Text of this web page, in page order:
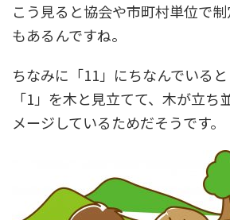
こう見ると協会や市町村単位で
もあるんですね。
ちなみに「11」にちなんでいる
「1」を木と見立てて、木が立ち
メージしているためだそうです。